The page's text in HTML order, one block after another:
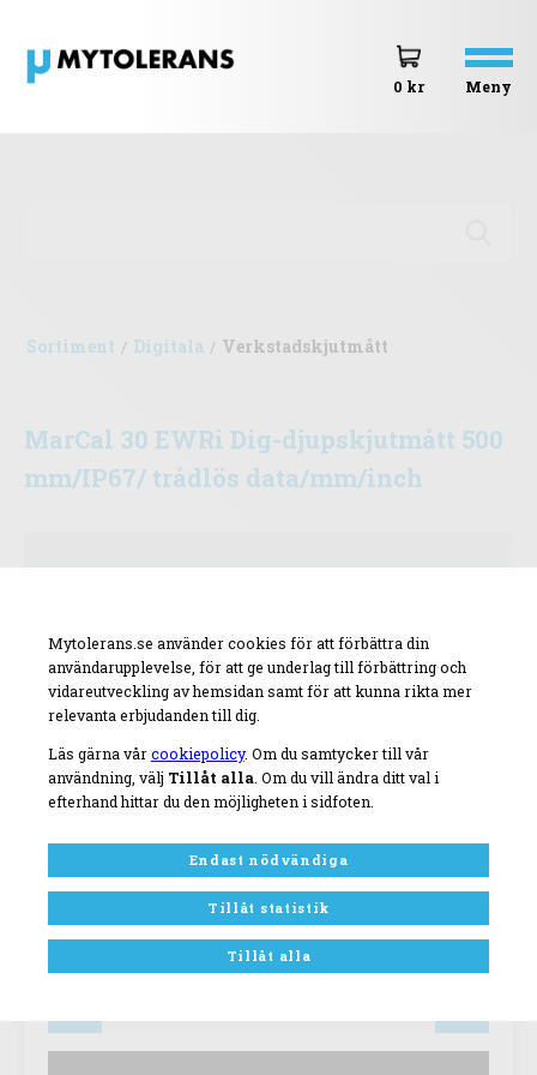
0 kr Meny
Sortiment / Digitala / Verkstadskjutmått
MarCal 30 EWRi Dig-djupskjutmått 500
mm/IP67/ trådlös data/mm/inch
Mytolerans.se använder cookies för att förbättra din
användarupplevelse, för att ge underlag till förbättring och
vidareutveckling av hemsidan samt för att kunna rikta mer
relevanta erbjudanden till dig.
Läs gärna vårcookiepolicy. Om du samtycker till vår
användning, välj Tillåt alla. Om du vill ändra ditt val i
efterhand hittar du den möjligheten i sidfoten.
Endast nödvändiga
Tillåt statistik
Tillåt alla